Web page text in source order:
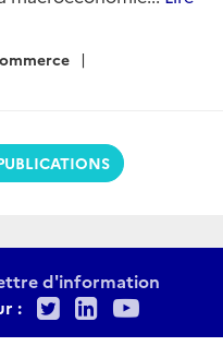
d'information
:
TwitterLinkedIn